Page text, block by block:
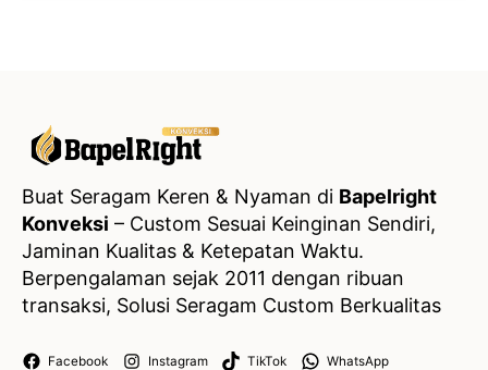
Buat Seragam Keren & Nyaman di Bapelright
Konveksi – Custom Sesuai Keinginan Sendiri,
Jaminan Kualitas & Ketepatan Waktu.
Berpengalaman sejak 2011 dengan ribuan
transaksi, Solusi Seragam Custom Berkualitas
Facebook Instagram TikTok WhatsApp